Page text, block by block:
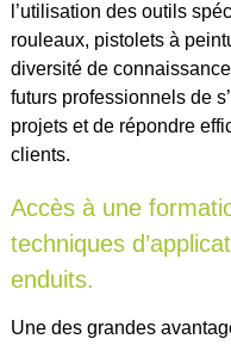
l’utilisation des outils
rouleaux, pistolets à
diversité de
futurs professionnels de
projets et de répondre
clients.
Accès à une
techniques
enduits.
Une des grandes